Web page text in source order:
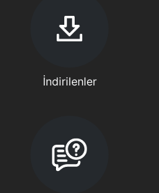
İndirilenler